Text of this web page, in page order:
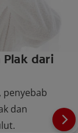
Plak dari
penyebab
dan